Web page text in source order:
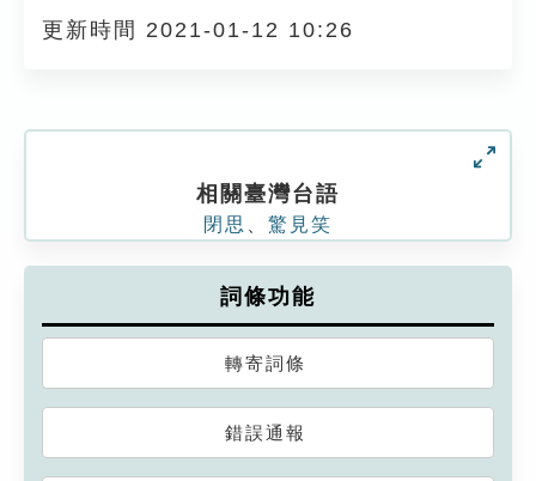
更新時間 2021-01-12 10:26
相關臺灣台語
閉思 驚見笑
詞條功能
轉寄詞條
錯誤通報